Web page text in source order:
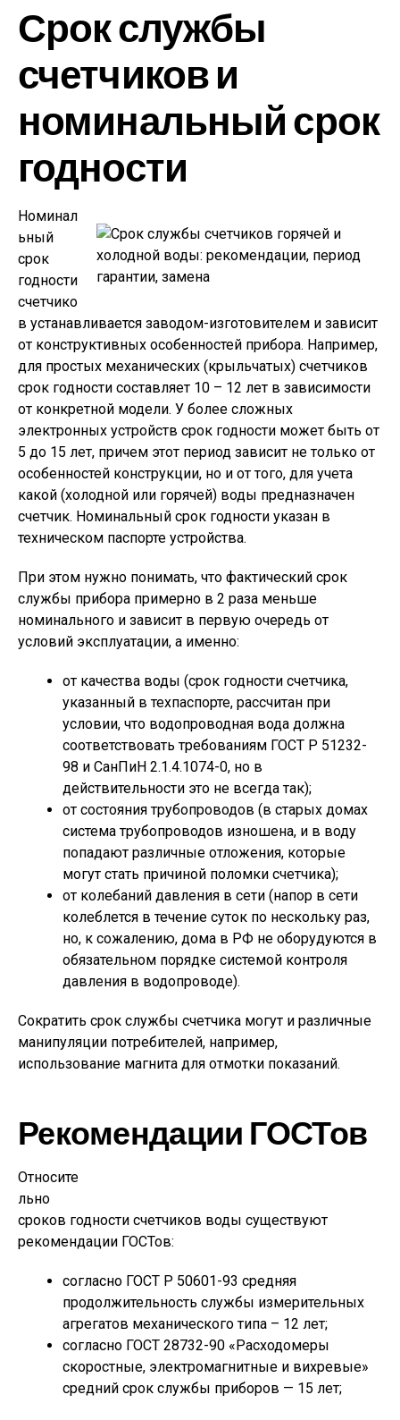
Срок службы
счетчиков и
номинальный срок
годности
Номинал
ьный
срок
годности
счетчико
в устанавливается заводом-изготовителем и зависит
от конструктивных особенностей прибора. Например,
для простых механических (крыльчатых) счетчиков
срок годности составляет 10 – 12 лет в зависимости
от конкретной модели. У более сложных
электронных устройств срок годности может быть от
5 до 15 лет, причем этот период зависит не только от
особенностей конструкции, но и от того, для учета
какой (холодной или горячей) воды предназначен
счетчик. Номинальный срок годности указан в
техническом паспорте устройства.
При этом нужно понимать, что фактический срок
службы прибора примерно в 2 раза меньше
номинального и зависит в первую очередь от
условий эксплуатации, а именно:
от качества воды (срок годности счетчика,
указанный в техпаспорте, рассчитан при
условии, что водопроводная вода должна
соответствовать требованиям ГОСТ Р 51232-
98 и СанПиН 2.1.4.1074-0, но в
действительности это не всегда так);
от состояния трубопроводов (в старых домах
система трубопроводов изношена, и в воду
попадают различные отложения, которые
могут стать причиной поломки счетчика);
от колебаний давления в сети (напор в сети
колеблется в течение суток по нескольку раз,
но, к сожалению, дома в РФ не оборудуются в
обязательном порядке системой контроля
давления в водопроводе).
Сократить срок службы счетчика могут и различные
манипуляции потребителей, например,
использование магнита для отмотки показаний.
Рекомендации ГОСТов
Относите
льно
сроков годности счетчиков воды существуют
рекомендации ГОСТов:
согласно ГОСТ Р 50601-93 средняя
продолжительность службы измерительных
агрегатов механического типа – 12 лет;
согласно ГОСТ 28732-90 «Расходомеры
скоростные, электромагнитные и вихревые»
средний срок службы приборов — 15 лет;